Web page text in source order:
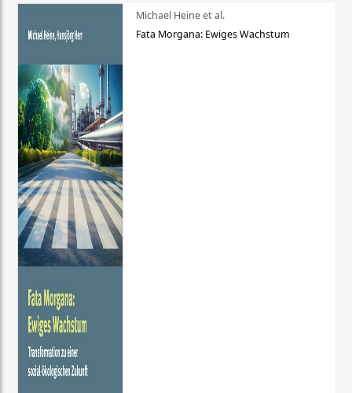
Michael Heine et al.
Fata Morgana: Ewiges Wachstum